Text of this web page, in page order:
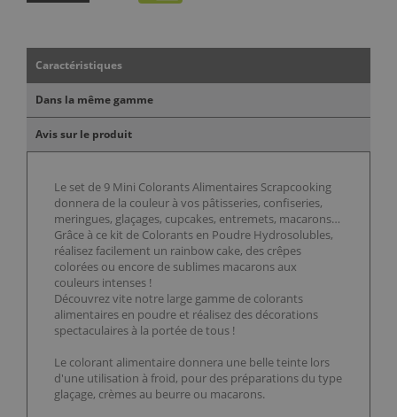
Caractéristiques
Dans la même gamme
Avis sur le produit
Le set de 9 Mini Colorants Alimentaires Scrapcooking
donnera de la couleur à vos pâtisseries, confiseries,
meringues, glaçages, cupcakes, entremets, macarons…
Grâce à ce kit de Colorants en Poudre Hydrosolubles,
réalisez facilement un rainbow cake, des crêpes
colorées ou encore de sublimes macarons aux
couleurs intenses !
Découvrez vite notre large gamme de colorants
alimentaires en poudre et réalisez des décorations
spectaculaires à la portée de tous !
Le colorant alimentaire donnera une belle teinte lors
d'une utilisation à froid, pour des préparations du type
glaçage, crèmes au beurre ou macarons.